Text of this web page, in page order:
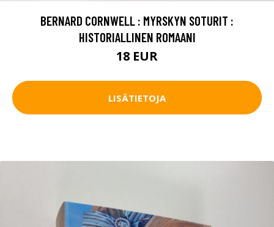
BERNARD CORNWELL : MYRSKYN SOTURIT :
HISTORIALLINEN ROMAANI
18 EUR
LISÄTIETOJA